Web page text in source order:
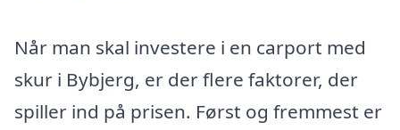
Når man skal investere i en carport med
skur i Bybjerg, er der flere faktorer, der
spiller ind på prisen. Først og fremmest er